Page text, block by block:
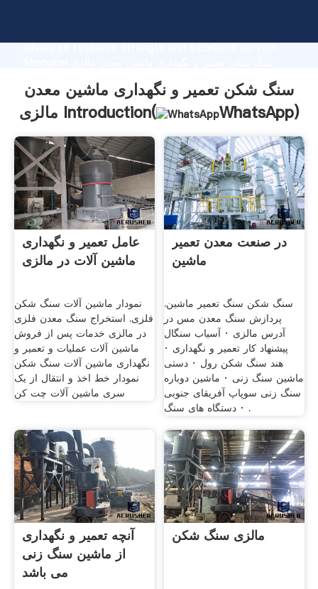
advanced research strength and excellent service,
supplier create the value and bring values to all of
customers.
سنگ شکن تعمیر و نگهداری ماشین معدن
مالزی Introduction(
WhatsApp)
عامل تعمیر و نگهداری
ماشین آلات در مالزی
نمودار ماشین آلات سنگ شکن
فلزی. استخراج سنگ معدن فلزی
در مالزی خدمات پس از فروش
ماشین آلات عملیات و تعمیر و
نگهداری ماشین آلات سنگ شکن
نمودار خط اخذ و انتقال از یک
سری ماشین آلات چت کن
در صنعت معدن تعمیر
ماشین
سنگ شکن سنگ تعمیر ماشین.
پردازش سنگ معدن مس در
آدرس مالزی · آسیاب سنگال
پیشنهاد کار تعمیر و نگهداری ·
هند سنگ شکن رول · دستی
ماشین سنگ زنی · ماشین دوباره
سنگ زنی سوپاپ آفریقای جنوبی
· دستگاه های سنگ .
آنچه تعمیر و نگهداری
از ماشین سنگ زنی
می باشد
مالزی سنگ شکن